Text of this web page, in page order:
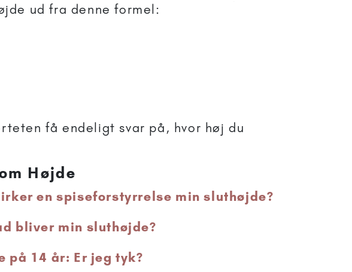
ud fra denne formel:
få endeligt svar på, hvor høj du
Højde
en spiseforstyrrelse min sluthøjde?
bliver min sluthøjde?
på 14 år: Er jeg tyk?